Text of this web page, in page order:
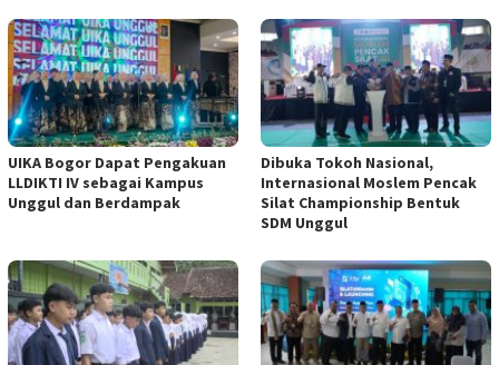
UIKA Bogor Dapat Pengakuan
LLDIKTI IV sebagai Kampus
Unggul dan Berdampak
Dibuka Tokoh Nasional,
Internasional Moslem Pencak
Silat Championship Bentuk
SDM Unggul